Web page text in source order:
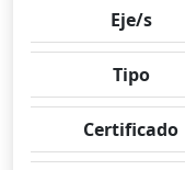
Eje/s
Tipo
Certificado